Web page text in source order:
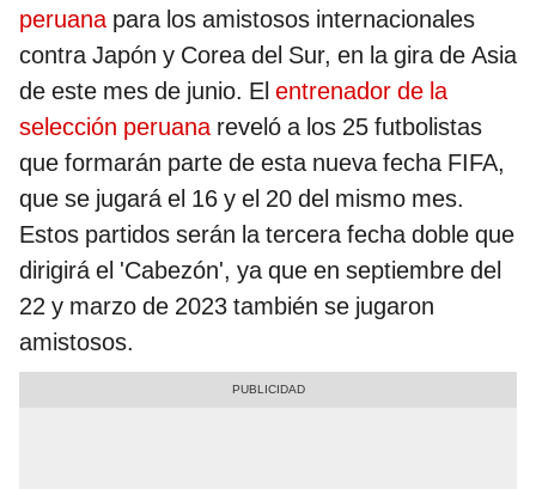
peruanapara los amistosos internacionales
contra Japón y Corea del Sur, en la gira de Asia
de este mes de junio. El entrenador de la
selección peruanareveló a los 25 futbolistas
que formarán parte de esta nueva fecha FIFA,
que se jugará el 16 y el 20 del mismo mes.
Estos partidos serán la tercera fecha doble que
dirigirá el 'Cabezón', ya que en septiembre del
22 y marzo de 2023 también se jugaron
amistosos.